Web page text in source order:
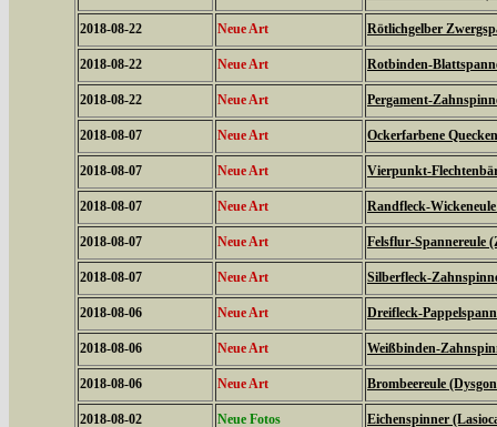
2018-08-22 Neue Art Rötlichgelber
2018-08-22 Neue Art Rotbinden-
2018-08-22 Neue Art Pergament-
2018-08-07 Neue Art Ockerfarbene
2018-08-07 Neue Art Vierpunkt-
2018-08-07 Neue Art Randfleck-
2018-08-07 Neue Art Felsflur-Spannereule
2018-08-07 Neue Art Silberfleck-
2018-08-06 Neue Art Dreifleck-
2018-08-06 Neue Art Weißbinden-
2018-08-06 Neue Art Brombeereule
2018-08-02 Neue Fotos Eichenspinner